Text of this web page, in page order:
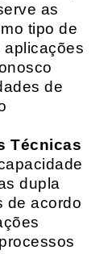
as
tipo de
aplicações
de
Técnicas
dupla
de acordo